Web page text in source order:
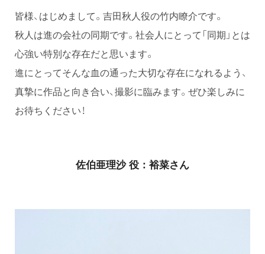
皆様、はじめまして。吉田秋人役の竹内瞭介です。
秋人は進の会社の同期です。社会人にとって「同期」とは
心強い特別な存在だと思います。
進にとってそんな血の通った大切な存在になれるよう、
真摯に作品と向き合い、撮影に臨みます。ぜひ楽しみに
お待ちください！
佐伯亜理沙 役：裕菜さん